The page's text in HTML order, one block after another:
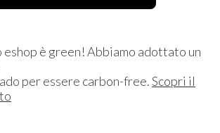
eshop è green! Abbiamo adottato un
per essere carbon-free.Scopri il